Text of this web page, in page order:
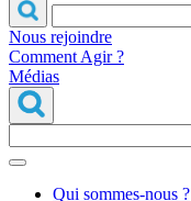
Nous rejoindre
Comment Agir ?
Médias
Qui sommes-nous ?